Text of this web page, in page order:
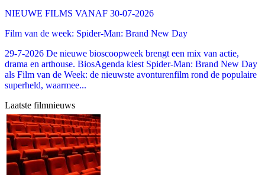
NIEUWE FILMS VANAF 30-07-2026
Film van de week: Spider-Man: Brand New Day
29-7-2026 De nieuwe bioscoopweek brengt een mix van actie,
drama en arthouse. BiosAgenda kiest Spider-Man: Brand New Day
als Film van de Week: de nieuwste avonturenfilm rond de populaire
superheld, waarmee...
Laatste filmnieuws